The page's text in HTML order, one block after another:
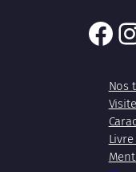
Nos
Livre